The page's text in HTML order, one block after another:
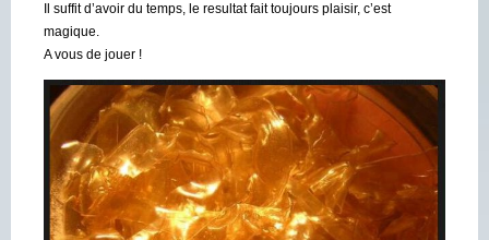
Il suffit d’avoir du temps, le resultat fait toujours plaisir, c’est
magique.
A vous de jouer !